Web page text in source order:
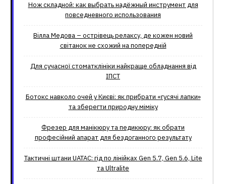
Нож складной: как выбрать надёжный инструмент для
повседневного использования
Вілла Медова – острівець релаксу, де кожен новий
світанок не схожий на попередній
Для сучасної стоматклініки найкраще обладнання від
ІПСТ
Ботокс навколо очей у Києві: як прибрати «гусячі лапки»
та зберегти природну міміку
Фрезер для манікюру та педикюру: як обрати
професійний апарат для бездоганного результату
Тактичні штани UATAC: гід по лінійках Gen 5.7, Gen 5.6, Lite
та Ultralite